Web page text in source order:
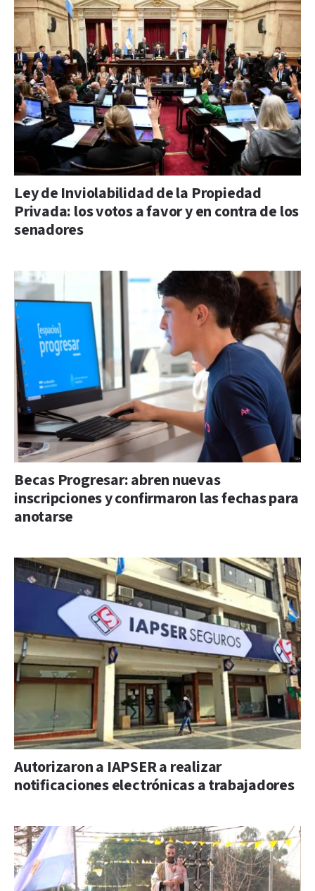
Ley de Inviolabilidad de la Propiedad
Privada: los votos a favor y en contra de los
senadores
Becas Progresar: abren nuevas
inscripciones y confirmaron las fechas para
anotarse
Autorizaron a IAPSER a realizar
notificaciones electrónicas a trabajadores